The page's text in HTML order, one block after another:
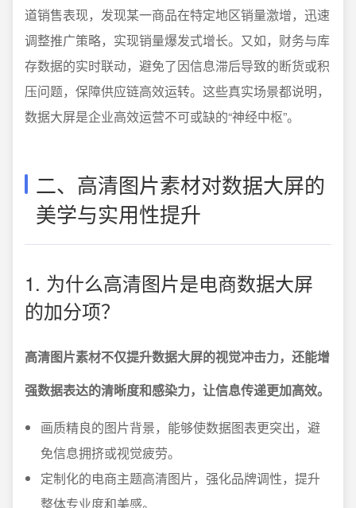
道销售表现，发现某一商品在特定地区销量激增，迅速
调整推广策略，实现销量爆发式增长。又如，财务与库
存数据的实时联动，避免了因信息滞后导致的断货或积
压问题，保障供应链高效运转。这些真实场景都说明，
数据大屏是企业高效运营不可或缺的“神经中枢”。
二、高清图片素材对数据大屏的
美学与实用性提升
1. 为什么高清图片是电商数据大屏
的加分项？
高清图片素材不仅提升数据大屏的视觉冲击力，还能增
强数据表达的清晰度和感染力，让信息传递更加高效。
画质精良的图片背景，能够使数据图表更突出，避
免信息拥挤或视觉疲劳。
定制化的电商主题高清图片，强化品牌调性，提升
整体专业度和美感。